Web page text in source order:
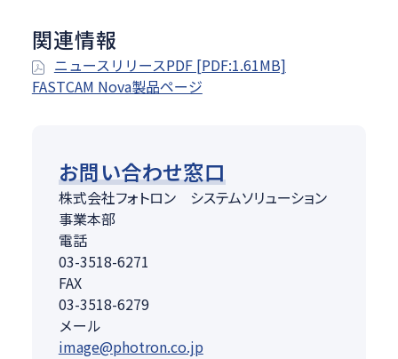
関連情報
ニュースリリースPDF [PDF:1.61MB]
FASTCAM Nova製品ページ
お問い合わせ窓口
株式会社フォトロン システムソリューション
事業本部
電話
03-3518-6271
FAX
03-3518-6279
メール
image@photron.co.jp